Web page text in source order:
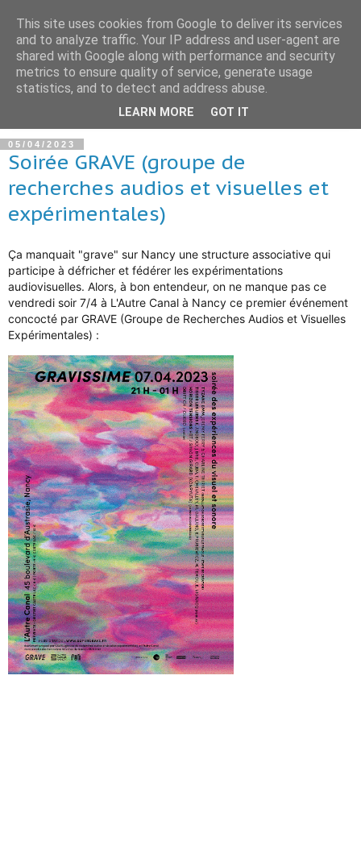
05/04/2023
Soirée GRAVE (groupe de
recherches audios et visuelles et
expérimentales)
Ça manquait "grave" sur Nancy une structure associative qui
participe à défricher et fédérer les expérimentations
audiovisuelles. Alors, à bon entendeur, on ne manque pas ce
vendredi soir 7/4 à L'Autre Canal à Nancy ce premier événement
concocté par GRAVE (Groupe de Recherches Audios et Visuelles
Expérimentales) :
This site uses cookies from Google to deliver its services
and to analyze traffic. Your IP address and user-agent are
shared with Google along with performance and security
metrics to ensure quality of service, generate usage
statistics, and to detect and address abuse.
LEARN MORE GOT IT